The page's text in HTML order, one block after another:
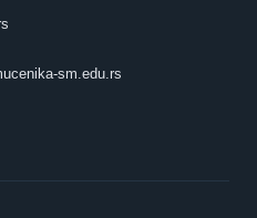
sm.edu.rs